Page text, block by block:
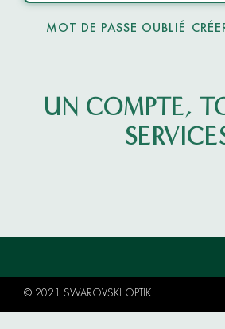
MOT DE PASSE OUBLIÉ
UN COMPTE,
© 2021 SWAROVSKI OPTIK